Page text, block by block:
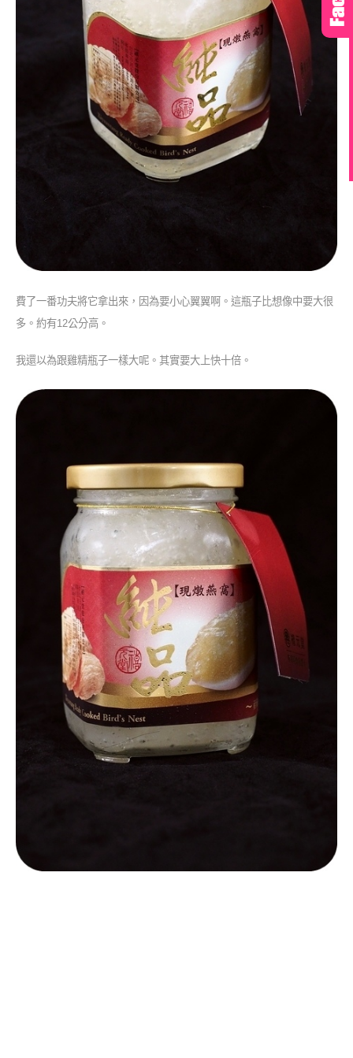
費了一番功夫將它拿出來，因為要小心翼翼啊。這瓶子比想像中要大很
多。約有12公分高。
我還以為跟雞精瓶子一樣大呢。其實要大上快十倍。